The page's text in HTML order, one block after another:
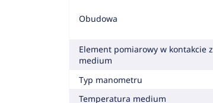
Obudowa
Element pomiarowy w kontakcie z
medium
Typ manometru
Temperatura medium